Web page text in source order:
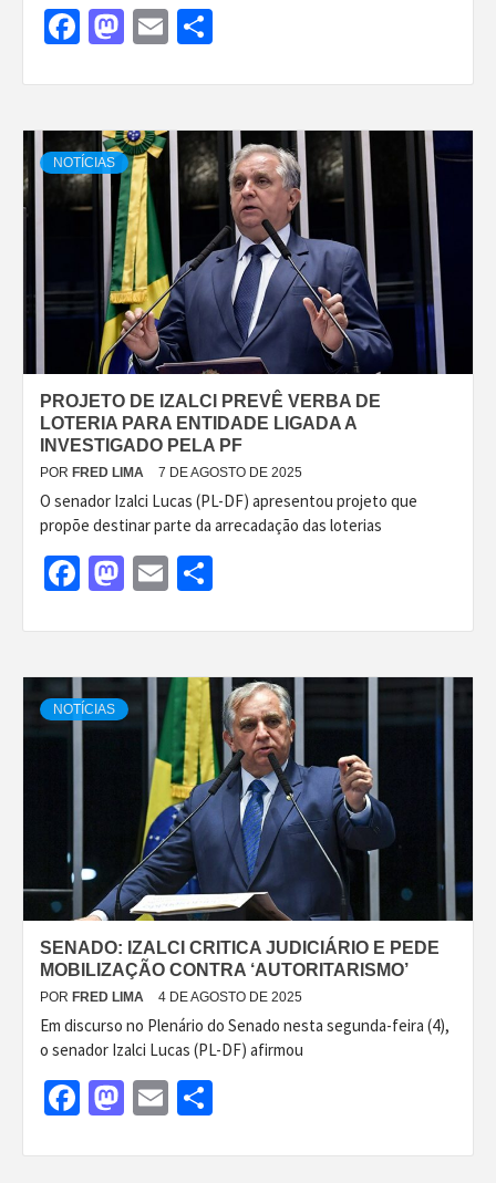
Facebook
Mastodon
Email
NOTÍCIAS
PROJETO DE IZALCI PREVÊ VERBA DE
LOTERIA PARA ENTIDADE LIGADA A
INVESTIGADO PELA PF
POR FRED LIMA 7 DE AGOSTO DE 2025
O senador Izalci Lucas (PL-DF) apresentou projeto que
propõe destinar parte da arrecadação das loterias
Facebook
Mastodon
Email
NOTÍCIAS
SENADO: IZALCI CRITICA JUDICIÁRIO E PEDE
MOBILIZAÇÃO CONTRA ‘AUTORITARISMO’
POR FRED LIMA 4 DE AGOSTO DE 2025
Em discurso no Plenário do Senado nesta segunda-feira (4),
o senador Izalci Lucas (PL-DF) afirmou
Facebook
Mastodon
Email